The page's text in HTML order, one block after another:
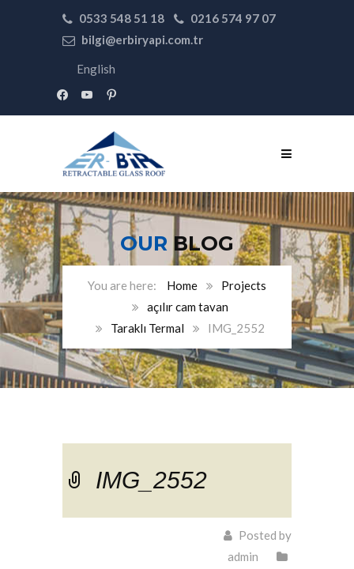
0533 548 51 18
0216 574 97 07
bilgi@erbiryapi.com.tr
English
facebookyoutubepinterest
OUR BLOG
Home
Projects
açılır cam tavan
Taraklı Termal
IMG_2552
IMG_2552
Posted by
admin